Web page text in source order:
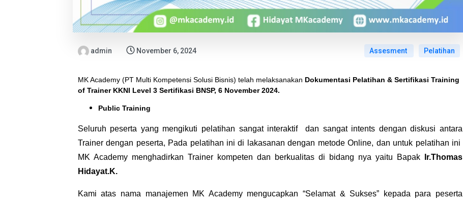
admin November 6, 2024 Assesment Pelatihan
MK Academy (PT Multi Kompetensi Solusi Bisnis) telah melaksanakan Dokumentasi Pelatihan & Sertifikasi Training
of Trainer KKNI Level 3 Sertifikasi BNSP, 6 November 2024.
Public Training
Seluruh peserta yang mengikuti pelatihan sangat interaktif dan sangat intents dengan diskusi antara
Trainer dengan peserta, Pada pelatihan ini di lakasanan dengan metode Online, dan untuk pelatihan ini
MK Academy menghadirkan Trainer kompeten dan berkualitas di bidang nya yaitu Bapak
Ir.Thomas
Hidayat.K.
Kami atas nama manajemen MK Academy mengucapkan “Selamat & Sukses” kepada para peserta